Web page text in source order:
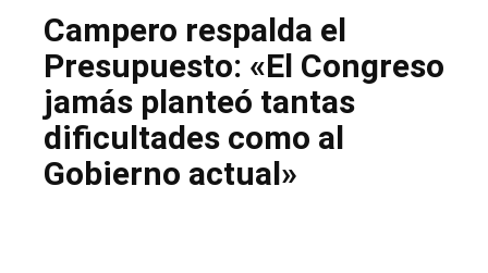
Campero respalda el
Presupuesto: «El Congreso
jamás planteó tantas
dificultades como al
Gobierno actual»